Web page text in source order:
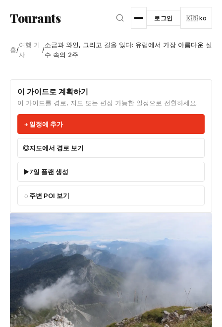
Tourants 로그인 🇰🇷 ko
홈/
여행 기
사
/
소금과 와인, 그리고 길을 잃다: 유럽에서 가장 아름다운 실
수 속의 2주
이 가이드로 계획하기
이 가이드를 경로, 지도 또는 편집 가능한 일정으로 전환하세요.
일정에 추가
지도에서 경로 보기
7일 플랜 생성
주변 POI 보기